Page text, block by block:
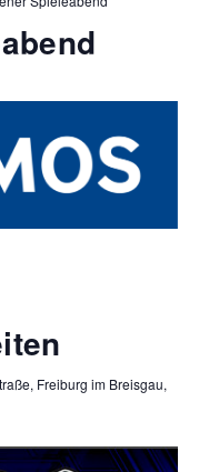
Freiburg im Breisgau,